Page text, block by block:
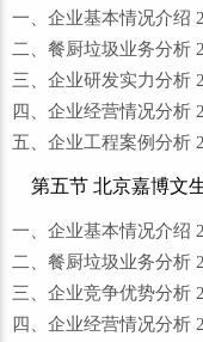
一、企业基本情况介绍
二、餐厨垃圾业务分析
三、企业研发实力分析
四、企业经营情况分析
五、企业工程案例分析
第五节 北京嘉博文
一、企业基本情况介绍
二、餐厨垃圾业务分析
三、企业竞争优势分析
四、企业经营情况分析